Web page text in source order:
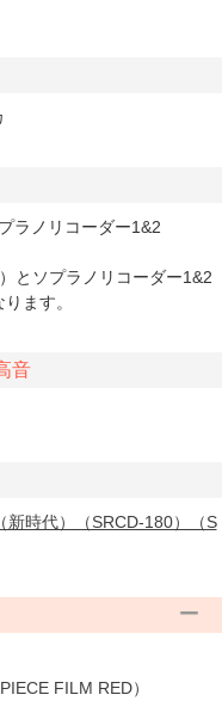
ラノリコーダー1&2
とソプラノリコーダー1&2
ます。
音
新時代）（SRCD-180）（S
FILM RED）